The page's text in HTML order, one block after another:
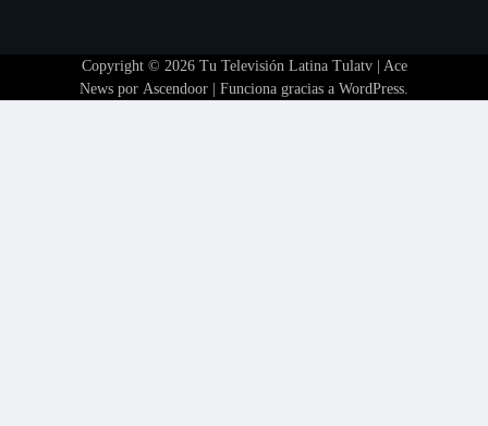
Copyright © 2026 Tu Televisión Latina Tulatv| Ace
News por Ascendoor | Funciona gracias a WordPress.